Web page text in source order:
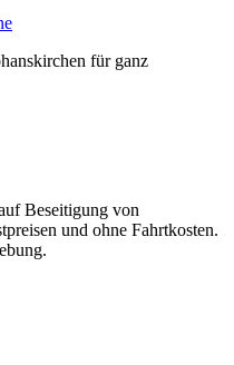
für ganz
Beseitigung von
und ohne Fahrtkosten.
.